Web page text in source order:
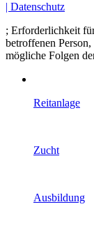
| Datenschutz
; Erforderlichkeit
betroffenen
mögliche Folgen
Reitanlage
Zucht
Ausbildung